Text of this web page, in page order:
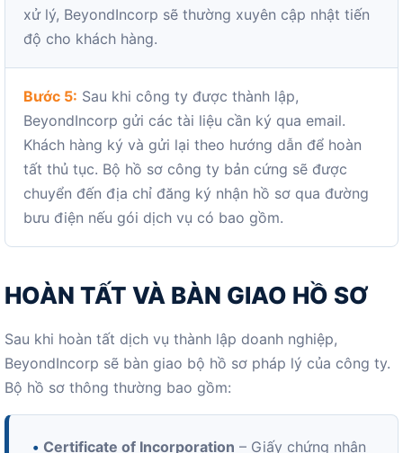
xử lý, BeyondIncorp sẽ thường xuyên cập nhật tiến
độ cho khách hàng.
Bước 5: Sau khi công ty được thành lập,
BeyondIncorp gửi các tài liệu cần ký qua email.
Khách hàng ký và gửi lại theo hướng dẫn để hoàn
tất thủ tục. Bộ hồ sơ công ty bản cứng sẽ được
chuyển đến địa chỉ đăng ký nhận hồ sơ qua đường
bưu điện nếu gói dịch vụ có bao gồm.
HOÀN TẤT VÀ BÀN GIAO HỒ SƠ
Sau khi hoàn tất dịch vụ thành lập doanh nghiệp,
BeyondIncorp sẽ bàn giao bộ hồ sơ pháp lý của công ty.
Bộ hồ sơ thông thường bao gồm:
• Certificate of Incorporation – Giấy chứng nhận